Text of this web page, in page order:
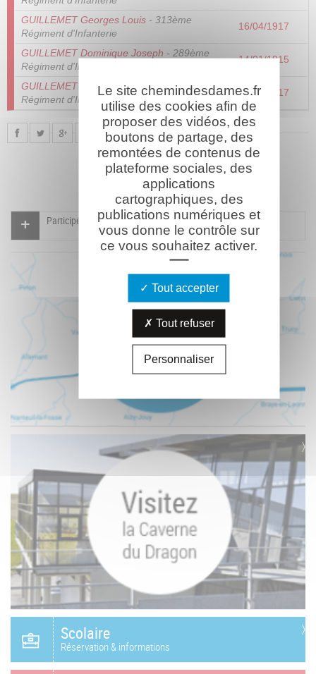
GUILLEMET Georges Louis - 313ème
Régiment d'Infanterie
16/04/1917
GUILLEMET Dominique Joseph - 289ème
Régiment d'Infanterie
14/01/1915
GUILLEMET Albert Léon Pierre- 24ème
Régiment d'Infanterie Coloniale
04/08/1917
Participer à l'indexation du Mémorial virtuel
Scolaire
Réservation & informations
Le site chemindesdames.fr
utilise des cookies afin de
proposer des vidéos, des
boutons de partage, des
remontées de contenus de
plateforme sociales, des
applications
cartographiques, des
publications numériques et
vous donne le contrôle sur
ce vous souhaitez activer.
Tout accepter
Tout refuser
Personnaliser